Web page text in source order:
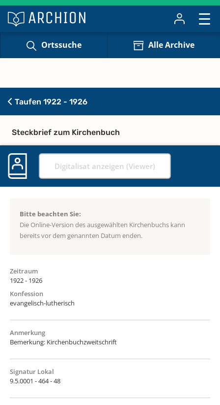
Ortssuche Alle Archive
Taufen 1922 - 1926
Steckbrief zum Kirchenbuch
Digitalisat anzeigen (Viewer)
Bitte beachten Sie:
Die Online-Version des ausgewählten Kirchenbuchs kann
bereits vor dem genannten Datum enden.
Zeitraum
1922 - 1926
Konfession
evangelisch-lutherisch
Anmerkung
Bemerkung: Kirchenbuchzweitschrift
Signatur Lokal
9.5.0001 - 464 - 48